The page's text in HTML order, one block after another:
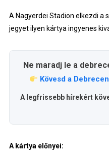
A Nagyerdei Stadion elkezdi
jegyet ilyen kártya ingyenes
Ne maradj le a
Kövesd a
A legfrissebb hírekért
A kártya előnyei: